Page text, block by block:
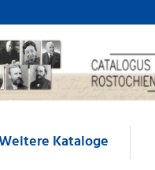
Kataloge